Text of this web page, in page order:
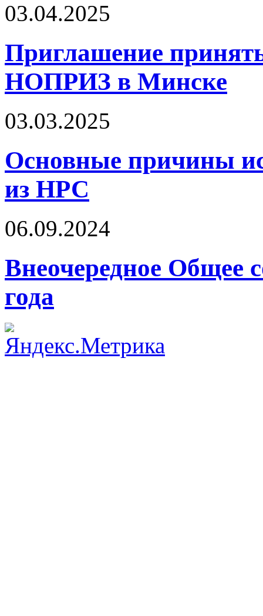
03.04.2025
Приглашение
НОПРИЗ в Минске
03.03.2025
Основные причины
из НРС
06.09.2024
Внеочередное Общее
года